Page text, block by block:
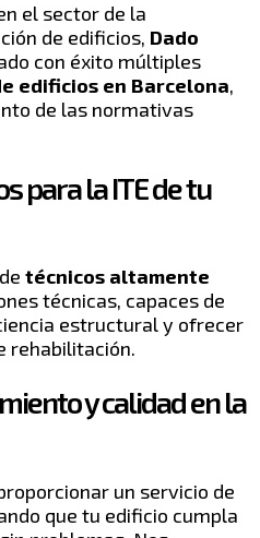
el sector de la
de edificios, Dado
con éxito múltiples
edificios en Barcelona,
de las normativas
para la ITE de tu
técnicos altamente
técnicas, capaces de
estructural y ofrecer
rehabilitación.
y calidad en la
un servicio de
que tu edificio cumpla